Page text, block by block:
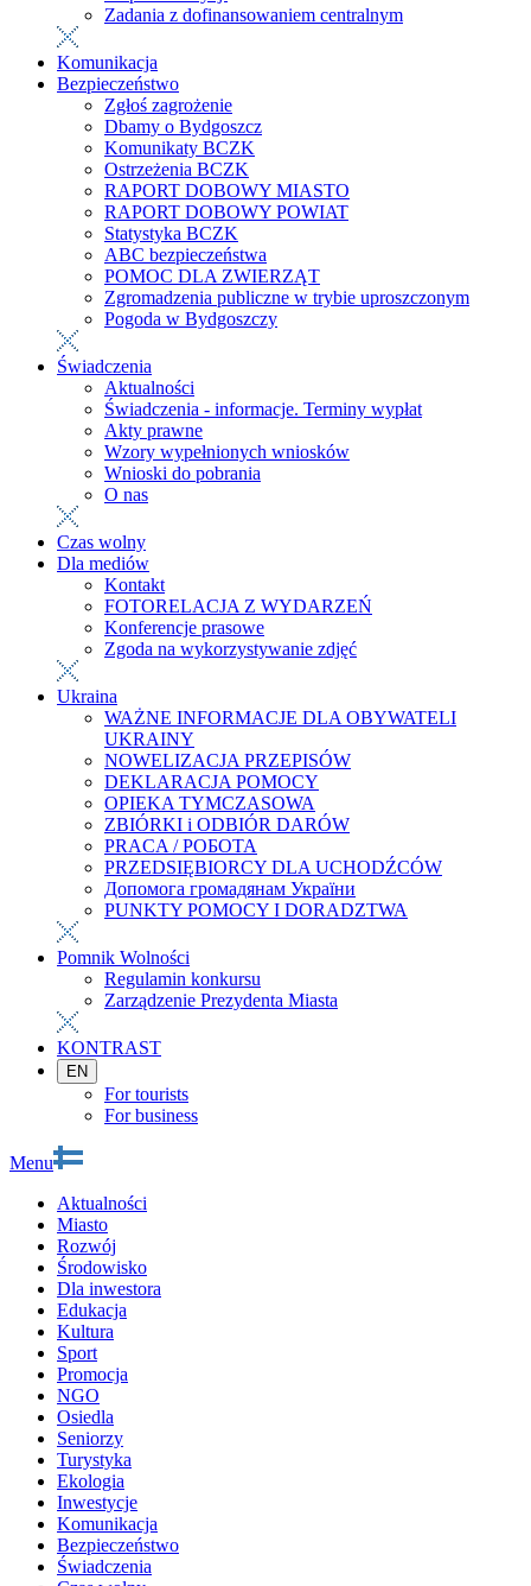
Zadania z dofinansowaniem centralnym
Komunikacja
Bezpieczeństwo
Zgłoś zagrożenie
Dbamy o Bydgoszcz
Komunikaty BCZK
Ostrzeżenia BCZK
RAPORT DOBOWY MIASTO
RAPORT DOBOWY POWIAT
Statystyka BCZK
ABC bezpieczeństwa
POMOC DLA ZWIERZĄT
Zgromadzenia publiczne w trybie uproszczonym
Pogoda w Bydgoszczy
Świadczenia
Aktualności
Świadczenia - informacje. Terminy wypłat
Akty prawne
Wzory wypełnionych wniosków
Wnioski do pobrania
O nas
Czas wolny
Dla mediów
Kontakt
FOTORELACJA Z WYDARZEŃ
Konferencje prasowe
Zgoda na wykorzystywanie zdjęć
Ukraina
WAŻNE INFORMACJE DLA OBYWATELI
UKRAINY
NOWELIZACJA PRZEPISÓW
DEKLARACJA POMOCY
OPIEKA TYMCZASOWA
ZBIÓRKI i ODBIÓR DARÓW
PRACA / РОБОТА
PRZEDSIĘBIORCY DLA UCHODŹCÓW
Допомога громадянам України
PUNKTY POMOCY I DORADZTWA
Pomnik Wolności
Regulamin konkursu
Zarządzenie Prezydenta Miasta
KONTRAST
EN
For tourists
For business
Menu
Aktualności
Miasto
Rozwój
Środowisko
Dla inwestora
Edukacja
Kultura
Sport
Promocja
NGO
Osiedla
Seniorzy
Turystyka
Ekologia
Inwestycje
Komunikacja
Bezpieczeństwo
Świadczenia